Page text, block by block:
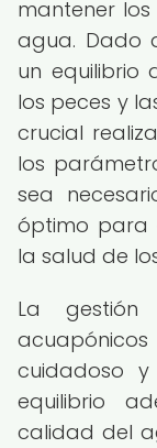
mantener
agua. Dado
un equilibrio
los peces y
crucial
los
sea
óptimo para
la salud de
La gestión
cuidadoso
equilibrio
calidad del